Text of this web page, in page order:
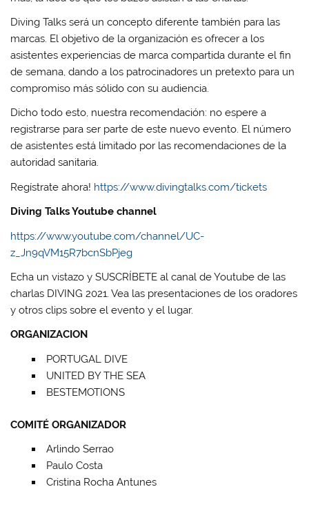
Diving Talks será un concepto diferente también para las
marcas. El objetivo de la organización es ofrecer a los
asistentes experiencias de marca compartida durante el fin
de semana, dando a los patrocinadores un pretexto para un
compromiso más sólido con su audiencia.
Dicho todo esto, nuestra recomendación: no espere a
registrarse para ser parte de este nuevo evento. El número
de asistentes está limitado por las recomendaciones de la
autoridad sanitaria.
Regístrate ahora! https://www.divingtalks.com/tickets
Diving Talks Youtube channel
https://www.youtube.com/channel/UC-
z_Jn9qVM15R7bcnSbPjeg
Echa un vistazo y SUSCRÍBETE al canal de Youtube de las
charlas DIVING 2021. Vea las presentaciones de los oradores
y otros clips sobre el evento y el lugar.
ORGANIZACION
PORTUGAL DIVE
UNITED BY THE SEA
BESTEMOTIONS
COMITÉ ORGANIZADOR
Arlindo Serrao
Paulo Costa
Cristina Rocha Antunes